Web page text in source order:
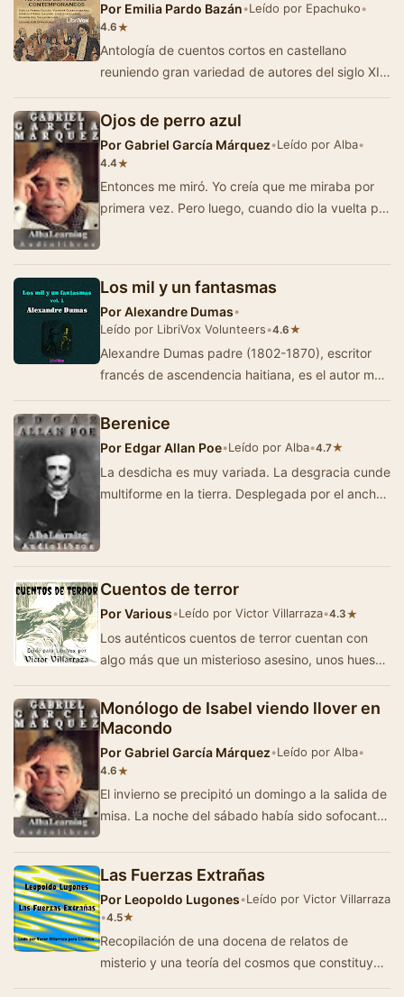
Por Emilia Pardo Bazán•Leído por Epachuko•
4.6★
Antología de cuentos cortos en castellano
reuniendo gran variedad de autores del siglo XIX
Ojos de perro azul
PorGabriel García Márquez•Leído por Alba•
4.4★
Entonces me miró. Yo creía que me miraba por
primera vez. Pero luego, cuando dio la vuelta por
Los mil y un fantasmas
PorAlexandre Dumas•
Leído por LibriVox Volunteers•4.6★
Alexandre Dumas padre (1802-1870), escritor
francés de ascendencia haitiana, es el autor más
Berenice
Por Edgar Allan Poe•Leído por Alba•4.7★
La desdicha es muy variada. La desgracia cunde
multiforme en la tierra. Desplegada por el ancho
Cuentos de terror
PorVarious•Leído por Victor Villarraza•4.3★
Los auténticos cuentos de terror cuentan con
algo más que un misterioso asesino, unos huesos
Monólogo de Isabel viendo llover en
Macondo
PorGabriel García Márquez•Leído por Alba•
4.6★
El invierno se precipitó un domingo a la salida de
misa. La noche del sábado había sido sofocante.
Las Fuerzas Extrañas
Por Leopoldo Lugones•Leído por Victor Villarraza
•4.5★
Recopilación de una docena de relatos de
misterio y una teoría del cosmos que constituyen